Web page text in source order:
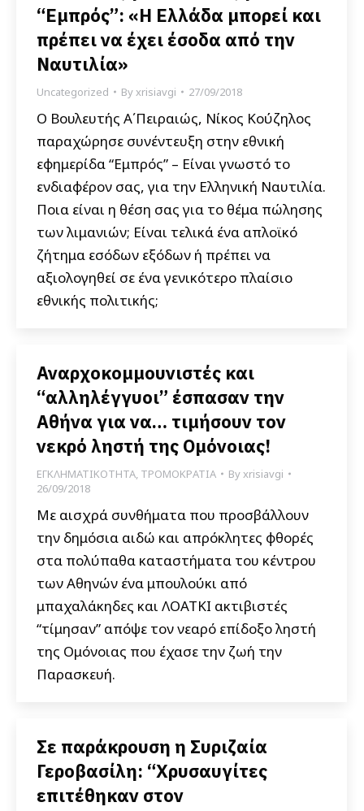
“Εμπρός”: «Η Ελλάδα μπορεί και
πρέπει να έχει έσοδα από την
Ναυτιλία»
Uncategorized Byxrisiavgi 27/09/2018
Ο Βουλευτής Α΄Πειραιώς, Νίκος Κούζηλος
παραχώρησε συνέντευξη στην εθνική
εφημερίδα “Εμπρός” – Είναι γνωστό το
ενδιαφέρον σας, για την Ελληνική Ναυτιλία.
Ποια είναι η θέση σας για το θέμα πώλησης
των λιμανιών; Είναι τελικά ένα απλοϊκό
ζήτημα εσόδων εξόδων ή πρέπει να
αξιολογηθεί σε ένα γενικότερο πλαίσιο
εθνικής πολιτικής;
Αναρχοκομμουνιστές και
“αλληλέγγυοι” έσπασαν την
Αθήνα για να… τιμήσουν τον
νεκρό ληστή της Ομόνοιας!
ΕΓΚΛΗΜΑΤΙΚΟΤΗΤΑ, ΤΡΟΜΟΚΡΑΤΙΑ Byxrisiavgi
26/09/2018
Με αισχρά συνθήματα που προσβάλλουν
την δημόσια αιδώ και απρόκλητες φθορές
στα πολύπαθα καταστήματα του κέντρου
των Αθηνών ένα μπουλούκι από
μπαχαλάκηδες και ΛΟΑΤΚΙ ακτιβιστές
“τίμησαν” απόψε τον νεαρό επίδοξο ληστή
της Ομόνοιας που έχασε την ζωή την
Παρασκευή.
Σε παράκρουση η Συριζαία
Γεροβασίλη: “Χρυσαυγίτες
επιτέθηκαν στον